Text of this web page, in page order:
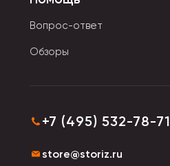
Вопрос-ответ
Обзоры
+7 (495) 532-78-71
store@storiz.ru